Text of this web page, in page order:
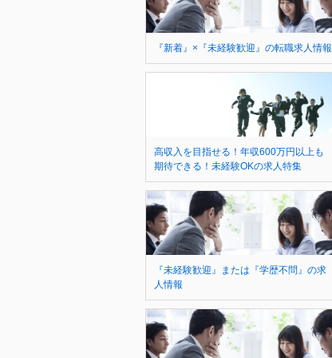
『新着』×『未経験歓迎』の転職求人情報
高収入を目指せる！年収600万円以上も
期待できる！未経験OKの求人特集
『未経験歓迎』または『学歴不問』の求
人情報